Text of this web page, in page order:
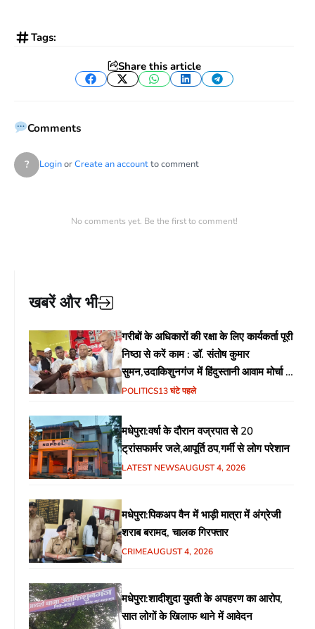
Tags:
Share this article
Facebook
TwitterWhatsApp
LinkedInTelegram
Comments
? LoginorCreate an accountto comment
No comments yet. Be the first to comment!
खबरें और भी
गरीबों के अधिकारों की रक्षा के लिए कार्यकर्ता पूरी
निष्ठा से करें काम : डॉ. संतोष कुमार
सुमन,उदाकिशुनगंज में हिंदुस्तानी आवाम मोर्चा के
गरीब चौपाल में शिक्षा, स्वास्थ्य, रोजगार समेत
POLITICS13 घंटे पहले
मधेपुरा:वर्षा के दौरान वज्रपात से 20
ट्रांसफार्मर जले,आपूर्ति ठप,गर्मी से लोग परेशान
LATEST NEWSAUGUST 4, 2026
मधेपुरा:पिकअप वैन में भाड़ी मात्रा में अंग्रेजी
शराब बरामद, चालक गिरफ्तार
CRIMEAUGUST 4, 2026
मधेपुरा:शादीशुदा युवती के अपहरण का आरोप,
सात लोगों के खिलाफ थाने में आवेदन